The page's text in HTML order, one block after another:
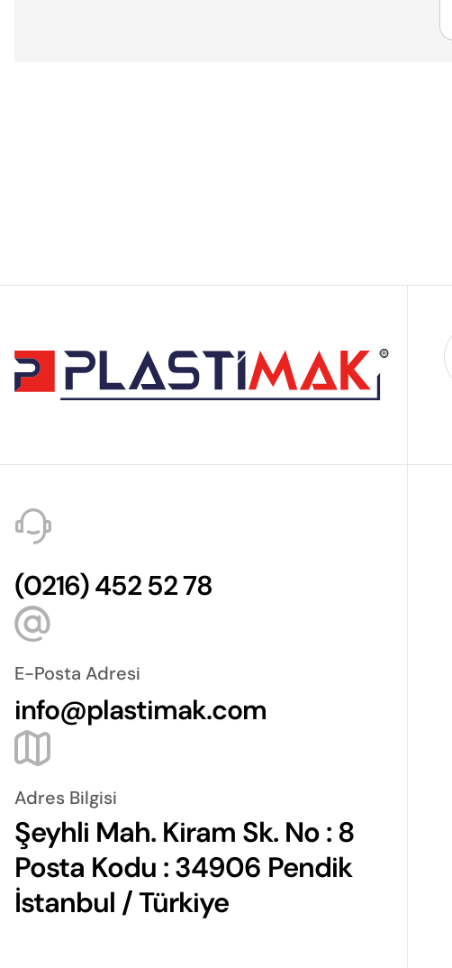
(0216) 452 52 78
E-Posta Adresi
info@plastimak.com
Adres Bilgisi
Şeyhli Mah. Kiram Sk. No : 8
Posta Kodu : 34906 Pendik
İstanbul / Türkiye